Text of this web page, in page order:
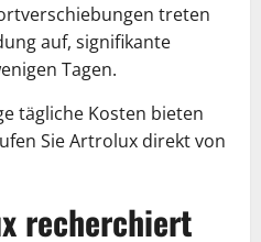
treten
auf, signifikante
Tagen.
tägliche Kosten bieten
Sie Artrolux direkt von
recherchiert